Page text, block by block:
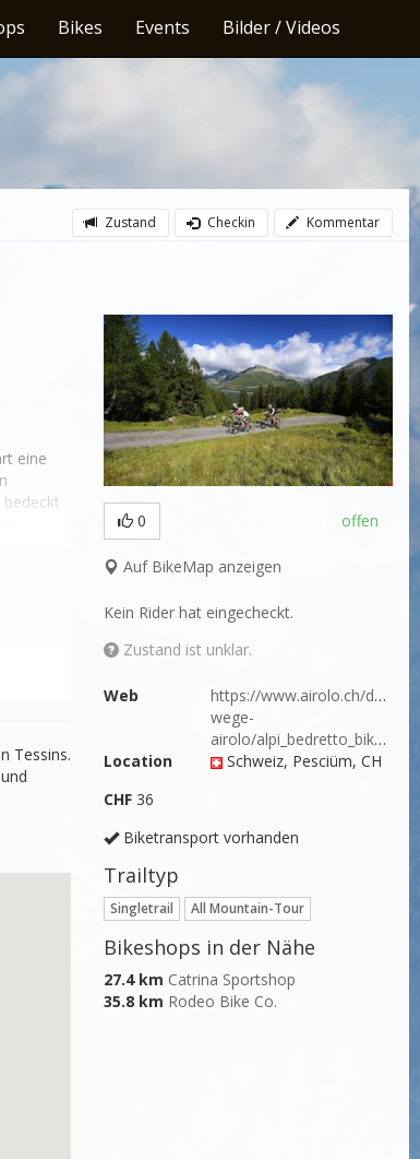
Bikes Events Bilder / Videos
Zustand Checkin Kommentar
0 offen
Auf BikeMap anzeigen
Kein Rider hat eingecheckt.
Zustand ist unklar.
Web
https://www.airolo.ch/de/MTB-
wege-
airolo/alpi_bedretto_bike.asp
Location
Schweiz, Pesciüm, CH
CHF36
Biketransport vorhanden
Trailtyp
Singletrail All Mountain-Tour
Bikeshops in der Nähe
27.4 km Catrina Sportshop
35.8 km Rodeo Bike Co.
eine
Tessins.